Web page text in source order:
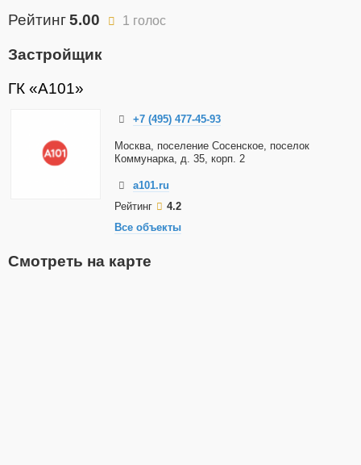
Рейтинг5.00 1 голос
Застройщик
ГК «А101»
+7 (495) 477-45-93
Москва, поселение Сосенское, поселок
Коммунарка, д. 35, корп. 2
a101.ru
Рейтинг
4.2
Все объекты
Смотреть на карте